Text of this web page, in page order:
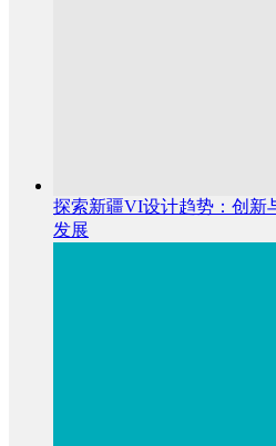
探索新疆VI设计趋势：创新
发展